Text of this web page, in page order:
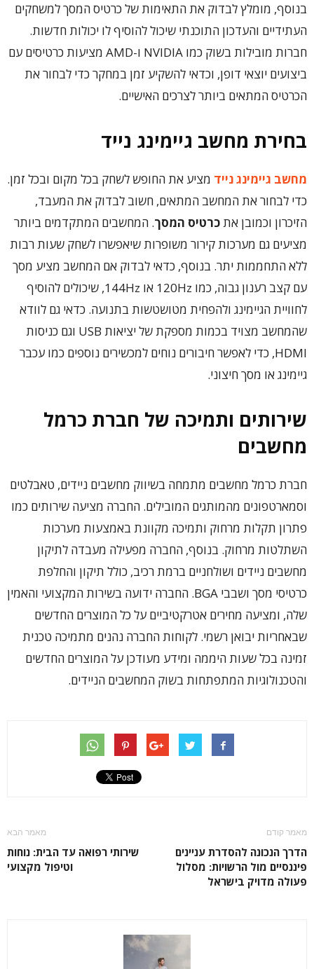
בנוסף, מומלץ לבדוק את התאימות של כרטיס המסך למשחקים
העתידיים והעדכון התוכנתי שיכול להוסיף לו יכולות חדשות.
חברות מובילות בשוק כמו NVIDIA ו-AMD מציעות כרטיסים עם
ביצועים יוצאי דופן, וכדאי להשקיע זמן במחקר כדי לבחור את
הכרטיס המתאים ביותר לצרכים האישיים.
בחירת מחשב גיימינג נייד
מחשב גיימינג נייד מציע את החופש לשחק בכל מקום ובכל זמן.
כדי לבחור את המחשב המתאים, חשוב לבדוק את המעבד,
הזיכרון וכמובן אתכרטיס המסך. המחשבים המתקדמים ביותר
מציעים גם מערכות קירור משופרות שיאפשרו לשחק שעות רבות
ללא התחממות יתר. בנוסף, כדאי לבדוק אם המחשב מציע מסך
עם קצב רענון גבוה, כמו 120Hz או 144Hz, שיכולים להוסיף
לחוויית הגיימינג ולהפחית מטושטשות בתנועה. כדאי גם לוודא
שהמחשב מצויד בכמות מספקת של יציאות USB וגם כניסות
HDMI, כדי לאפשר חיבורים נוחים למכשירים נוספים כמו עכבר
גיימינג או מסך חיצוני.
שירותים ותמיכה של חברת כרמל
מחשבים
חברת כרמל מחשבים מתמחה בשיווק מחשבים ניידים, טאבלטים
וסמארטפונים מהמותגים המובילים. החברה מציעה שירותים כמו
פתרון תקלות מרחוק ותמיכה מקוונת באמצעות מערכות
השתלטות מרחוק. בנוסף, החברה מפעילה מעבדה לתיקון
מחשבים ניידים ושולחניים ברמת רכיב, כולל תיקון והחלפת
כרטיסי מסך ושבבי BGA. החברה ידועה בשירות המקצועי והאמין
שלה, ומציעה מחירים אטרקטיביים על כל המוצרים החדשים
שבאחריות יבואן רשמי. לקוחות החברה נהנים מתמיכה טכנית
זמינה בכל שעות היממה ומידע מעודכן על המוצרים החדשים
והטכנולוגיות המתפתחות בשוק המחשבים הניידים.
מאמר קודם
הדרך הנכונה להסדרת עניינים
פיננסיים מול הרשויות: מסלול
פעולה מדויק בישראל
מאמר הבא
שירותי רפואה עד הבית: נוחות
וטיפול מקצועי